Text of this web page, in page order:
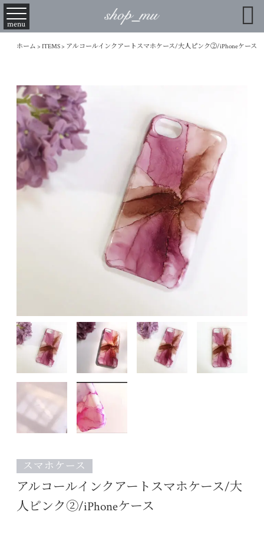
menu 
ホーム > ITEMS> アルコールインクアートスマホケース/大人ピンク②/iPhoneケース
スマホケース
アルコールインクアートスマホケース/大
人ピンク②/iPhoneケース